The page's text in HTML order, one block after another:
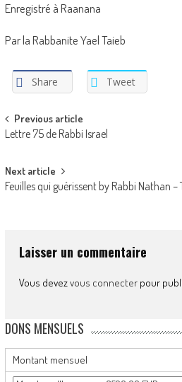
Enregistré à Raanana
Par la Rabbanite Yael Taieb
Share Tweet
Post
navigation
Previous article
Lettre 75 de Rabbi Israel
Next article
Feuilles qui guérissent by Rabbi Nathan –
Laisser un commentaire
Vous devezvous connecterpour
DONS MENSUELS
Montant mensuel